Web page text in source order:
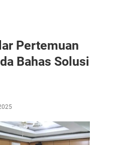
Pertemuan
Bahas Solusi